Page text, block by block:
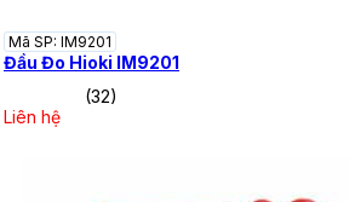
Mã SP: IM9201
Đầu Đo Hioki IM9201
(32)
Liên hệ